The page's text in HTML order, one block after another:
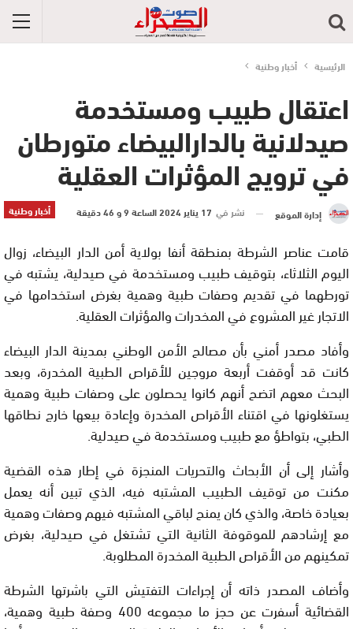
الرئيسية أخبار وطنية
اعتقال طبيب ومستخدمة
صيدلانية بالدارالبيضاء متورطان
في ترويج المؤثرات العقلية
أخبار وطنية إدارة الموقع نشر في 17 يناير 2024 الساعة 9 و 46 دقيقة
قامت عناصر الشرطة بمنطقة أنفا بولاية أمن الدار البيضاء، زوال
اليوم الثلاثاء، بتوقيف طبيب ومستخدمة في صيدلية، يشتبه في
تورطهما في تقديم وصفات طبية وهمية بغرض استخدامها في
الاتجار غير المشروع في المخدرات والمؤثرات العقلية.
وأفاد مصدر أمني بأن مصالح الأمن الوطني بمدينة الدار البيضاء
كانت قد أوقفت أربعة مروجين للأقراص الطبية المخدرة، وبعد
البحث معهم اتضح أنهم كانوا يحصلون على وصفات طبية وهمية
يستغلونها في اقتناء الأقراص المخدرة وإعادة بيعها خارج نطاقها
الطبي، بتواطؤ مع طبيب ومستخدمة في صيدلية.
وأشار إلى أن الأبحاث والتحريات المنجزة في إطار هذه القضية
مكنت من توقيف الطبيب المشتبه فيه، الذي تبين أنه يعمل
بعيادة خاصة، والذي كان يمنح لباقي المشتبه فيهم وصفات وهمية
مع إرشادهم للموقوفة الثانية التي تشتغل في صيدلية، بغرض
تمكينهم من الأقراص الطبية المخدرة المطلوبة.
وأضاف المصدر ذاته أن إجراءات التفتيش التي باشرتها الشرطة
القضائية أسفرت عن حجز ما مجموعه 400 وصفة طبية وهمية،